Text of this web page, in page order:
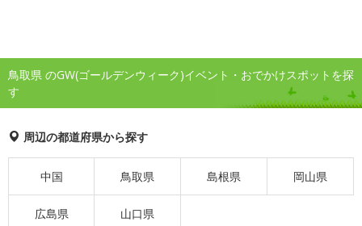
鳥取県 のGW(ゴールデンウィーク)イベント・おでかけスポットを探
す
周辺の都道府県から探す
中国 鳥取県 島根県 岡山県
広島県 山口県